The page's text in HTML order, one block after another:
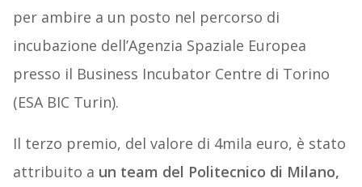
per ambire a un posto nel percorso di
incubazione dell’Agenzia Spaziale Europea
presso il Business Incubator Centre di Torino
(ESA BIC Turin).
Il terzo premio, del valore di 4mila euro, è stato
attribuito a un team del Politecnico di Milano,